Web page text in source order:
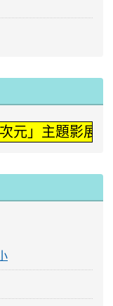
元」主題影展。